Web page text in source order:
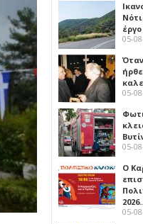
05-
05-
05-
Ο
05-